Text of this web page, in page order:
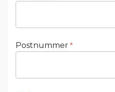
Postnummer *